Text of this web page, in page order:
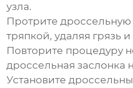
узла.
Протритедроссельную
тряпкой, удаляя грязь
Повторите процедуру
дроссельная заслонка
Установите